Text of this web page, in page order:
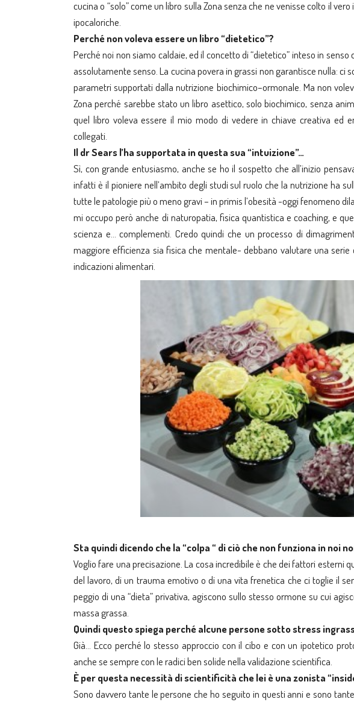
cucina o “solo” come un libro sulla Zona senza che ne venisse colto il
ipocaloriche.
Perché non voleva essere un libro “dietetico”?
Perché noi non siamo caldaie, ed il concetto di “dietetico” inteso in
assolutamente senso. La cucina povera in grassi non garantisce nulla: ci
parametri supportati dalla nutrizione biochimico–ormonale. Ma non
Zona perché sarebbe stato un libro asettico, solo biochimico, senza
quel libro voleva essere il mio modo di vedere in chiave creativa ed
collegati.
Il dr Sears l’ha supportata in questa sua “intuizione”…
Sì, con grande entusiasmo, anche se ho il sospetto che all’inizio
infatti è il pioniere nell’ambito degli studi sul ruolo che la nutrizione ha
tutte le patologie più o meno gravi – in primis l’obesità -oggi fenomeno
mi occupo però anche di naturopatia, fisica quantistica e coaching, e
scienza e… complementi. Credo quindi che un processo di
maggiore efficienza sia fisica che mentale- debbano valutare una
indicazioni alimentari.
Sta quindi dicendo che la “colpa “ di ciò che non funziona in noi
Voglio fare una precisazione. La cosa incredibile è che dei fattori esterni
del lavoro, di un trauma emotivo o di una vita frenetica che ci toglie il
peggio di una “dieta” privativa, agiscono sullo stesso ormone su cui
massa grassa.
Quindi questo spiega perché alcune persone sotto stress
Già… Ecco perché lo stesso approccio con il cibo e con un ipotetico
anche se sempre con le radici ben solide nella validazione scientifica.
È per questa necessità di scientificità che lei è una zonista
Sono davvero tante le persone che ho seguito in questi anni e sono